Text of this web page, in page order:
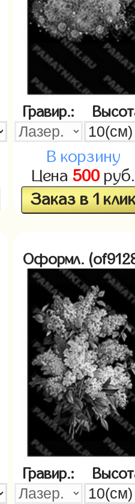
Гравир.:
В корзину
Цена 500руб.
Заказ в 1
Оформл.
Гравир.: